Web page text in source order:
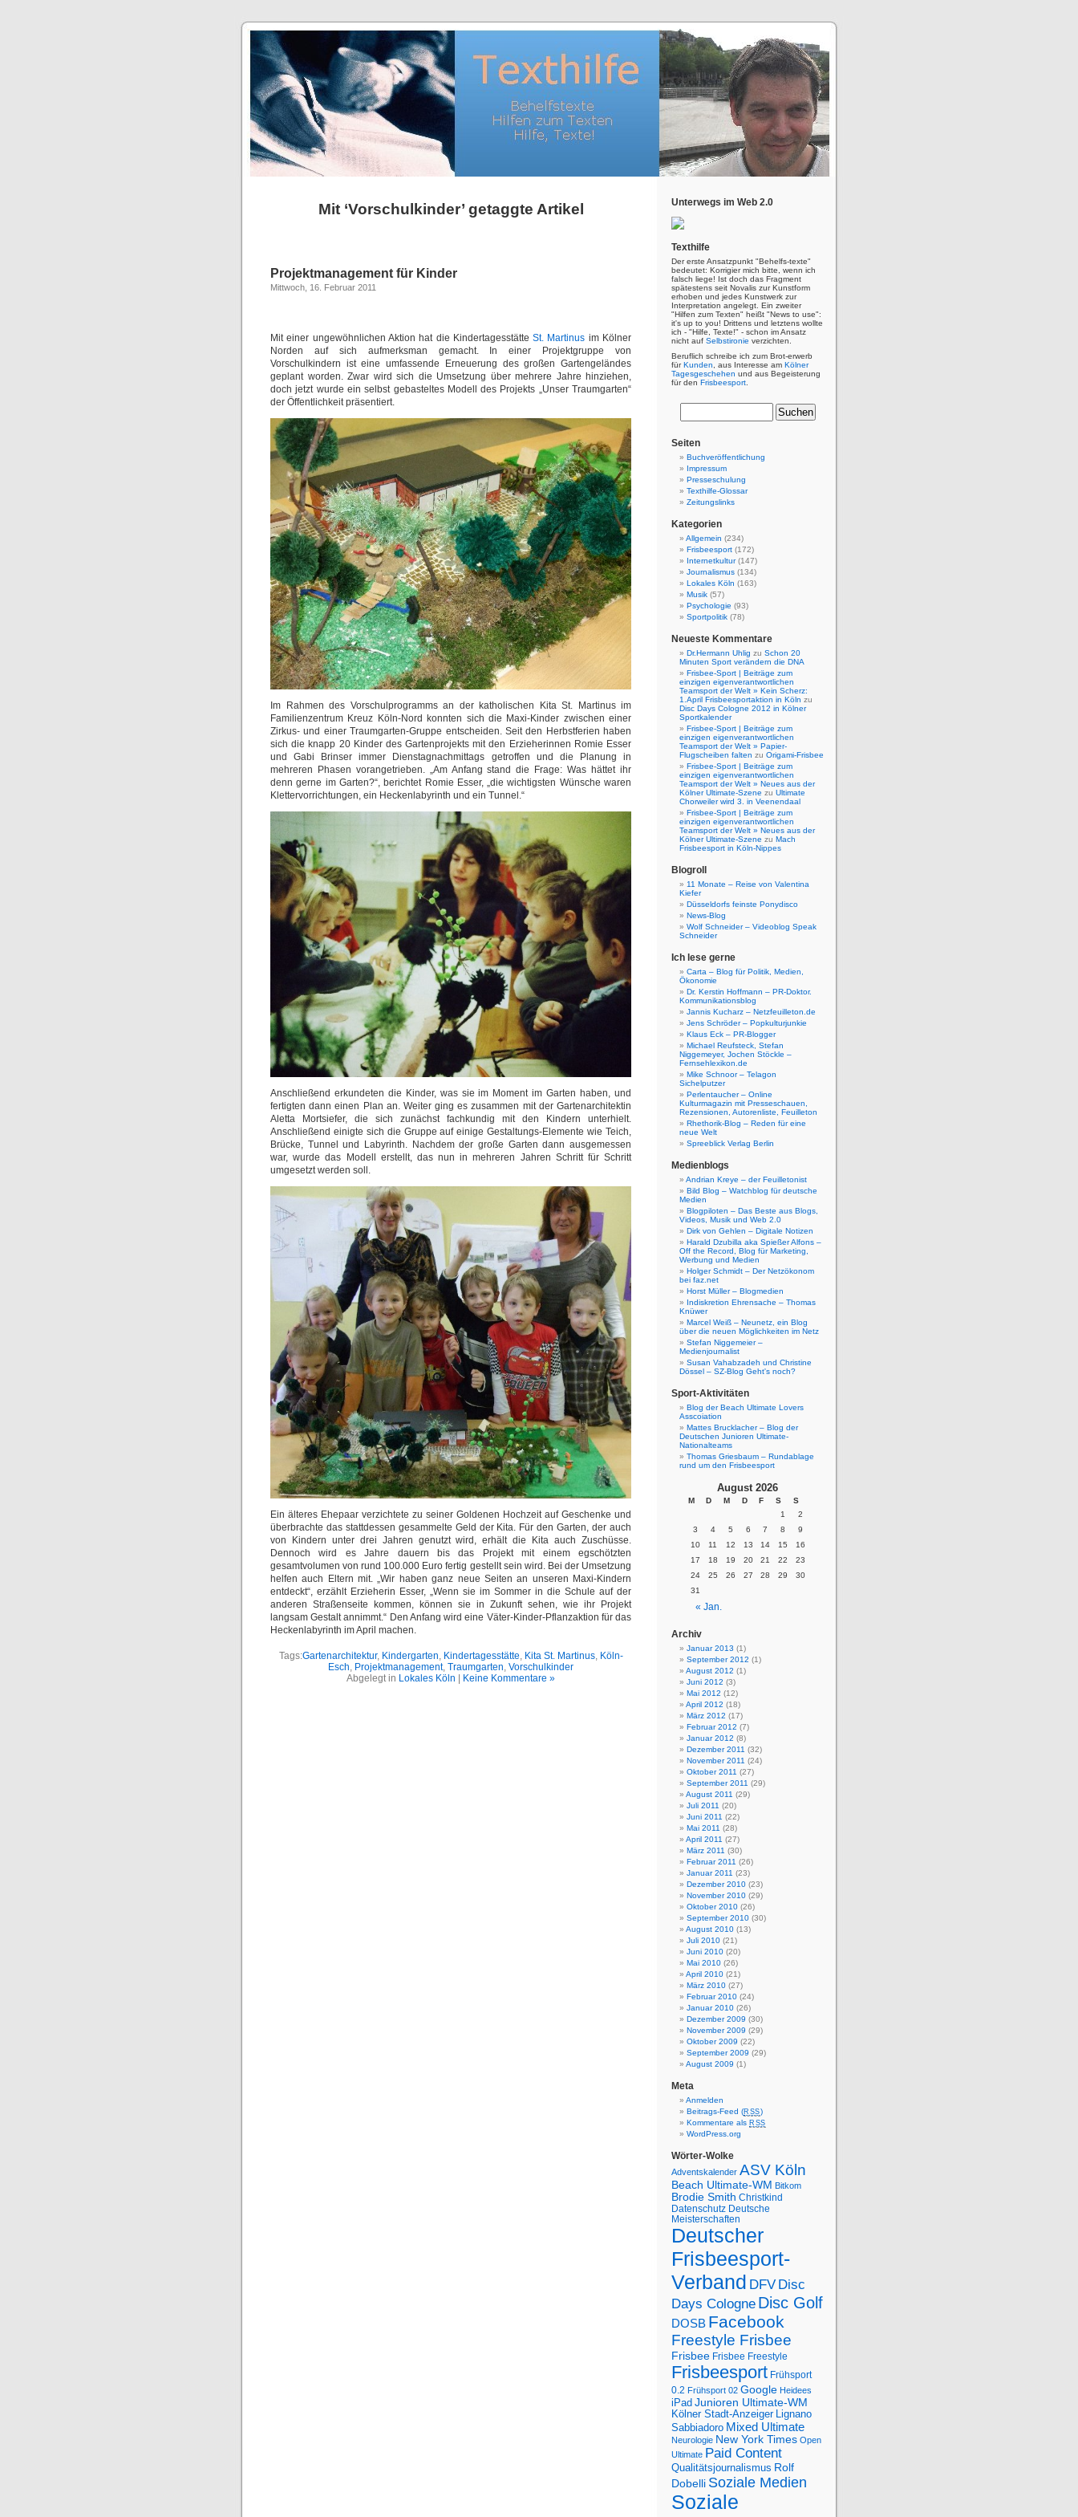
Mit ‘Vorschulkinder’ getaggte Artikel
Projektmanagement für Kinder
Mittwoch, 16. Februar 2011
Mit einer ungewöhnlichen Aktion hat die KindertagesstätteSt. Martinus im Kölner
Norden auf sich aufmerksman gemacht. In einer Projektgruppe von
Vorschulkindern ist eine umfassende Erneuerung des großen Gartengeländes
geplant worden. Zwar wird sich die Umsetzung über mehrere Jahre hinziehen,
doch jetzt wurde ein selbst gebasteltes Modell des Projekts „Unser Traumgarten“
der Öffentlichkeit präsentiert.
Im Rahmen des Vorschulprogramms an der katholischen Kita St. Martinus im
Familienzentrum Kreuz Köln-Nord konnten sich die Maxi-Kinder zwischen einer
Zirkus- und einer Traumgarten-Gruppe entscheiden. Seit den Herbstferien haben
sich die knapp 20 Kinder des Gartenprojekts mit den Erzieherinnen Romie Esser
und Gabi Brinser immer Dienstagnachmittags getroffen und die Planung in
mehreren Phasen vorangetrieben. „Am Anfang stand die Frage: Was hättet ihr
denn gerne im Garten?“, berichtet Romie Esser, „die wichtigsten Wünsche waren
Klettervorrichtungen, ein Heckenlabyrinth und ein Tunnel.“
Anschließend erkundeten die Kinder, was sie im Moment im Garten haben, und
fertigten dann einen Plan an. Weiter ging es zusammen mit der Gartenarchitektin
Aletta Mortsiefer, die sich zunächst fachkundig mit den Kindern unterhielt.
Anschließend einigte sich die Gruppe auf einige Gestaltungs-Elemente wie Teich,
Brücke, Tunnel und Labyrinth. Nachdem der große Garten dann ausgemessen
war, wurde das Modell erstellt, das nun in mehreren Jahren Schritt für Schritt
umgesetzt werden soll.
Ein älteres Ehepaar verzichtete zu seiner Goldenen Hochzeit auf Geschenke und
überbrachte das stattdessen gesammelte Geld der Kita. Für den Garten, der auch
von Kindern unter drei Jahren genutzt wird, erhält die Kita auch Zuschüsse.
Dennoch wird es Jahre dauern bis das Projekt mit einem egschötzten
gesamtvolumen von rund 100.000 Euro fertig gestellt sein wird. Bei der Umsetzung
helfen auch Eltern mit. „Wir haben ganz neue Seiten an unseren Maxi-Kindern
entdeckt“, erzählt Erzieherin Esser, „Wenn sie im Sommer in die Schule auf der
anderen Straßenseite kommen, können sie in Zukunft sehen, wie ihr Projekt
langsam Gestalt annimmt.“ Den Anfang wird eine Väter-Kinder-Pflanzaktion für das
Heckenlabyrinth im April machen.
Tags:Gartenarchitektur, Kindergarten Kindertagesstätte Kita St. Martinus, Köln-
Esch Projektmanagement, Traumgarten Vorschulkinder
Abgelegt in Lokales Köln | Keine Kommentare »
Unterwegs im Web 2.0
Texthilfe
Der erste Ansatzpunkt "Behelfs-texte"
bedeutet: Korrigier mich bitte, wenn ich
falsch liege! Ist doch das Fragment
spätestens seit Novalis zur Kunstform
erhoben und jedes Kunstwerk zur
Interpretation angelegt. Ein zweiter
"Hilfen zum Texten" heißt "News to use":
it's up to you! Drittens und letztens wollte
ich - "Hilfe, Texte!" - schon im Ansatz
nicht auf Selbstironie verzichten.
Beruflich schreibe ich zum Brot-erwerb
fürKunden , aus Interesse am Kölner
Tagesgeschehen und aus Begeisterung
für den Frisbeesport
Seiten
Buchveröffentlichung
Impressum
Presseschulung
Texthilfe-Glossar
Zeitungslinks
Kategorien
Allgemein (234)
Frisbeesport (172)
Internetkultur(147)
Journalismus (134)
Lokales Köln (163)
Musik (57)
Psychologie (93)
Sportpolitik (78)
Neueste Kommentare
Dr.Hermann Uhlig zu Schon 20
Minuten Sport verändern die DNA
Frisbee-Sport | Beiträge zum
einzigen eigenverantwortlichen
Teamsport der Welt » Kein Scherz:
1.April Frisbeesportaktion in Köln zu
Disc Days Cologne 2012 in Kölner
Sportkalender
Frisbee-Sport | Beiträge zum
einzigen eigenverantwortlichen
Teamsport der Welt » Papier-
Flugscheiben falten zu Origami-Frisbee
Frisbee-Sport | Beiträge zum
einzigen eigenverantwortlichen
Teamsport der Welt » Neues aus der
Kölner Ultimate-Szene zu Ultimate
Chorweiler wird 3. in Veenendaal
Frisbee-Sport | Beiträge zum
einzigen eigenverantwortlichen
Teamsport der Welt » Neues aus der
Kölner Ultimate-Szene zu Mach
Frisbeesport in Köln-Nippes
Blogroll
11 Monate – Reise von Valentina
Kiefer
Düsseldorfs feinste Ponydisco
News-Blog
Wolf Schneider – Videoblog Speak
Schneider
Ich lese gerne
Carta – Blog für Politik, Medien,
Ökonomie
Dr. Kerstin Hoffmann – PR-Doktor.
Kommunikationsblog
Jannis Kucharz – Netzfeuilleton.de
Jens Schröder – Popkulturjunkie
Klaus Eck – PR-Blogger
Michael Reufsteck, Stefan
Niggemeyer, Jochen Stöckle –
Fernsehlexikon.de
Mike Schnoor – Telagon
Sichelputzer
Perlentaucher – Online
Kulturmagazin mit Presseschauen,
Rezensionen, Autorenliste, Feuilleton
Rhethorik-Blog – Reden für eine
neue Welt
Spreeblick Verlag Berlin
Medienblogs
Andrian Kreye – der Feuilletonist
Bild Blog – Watchblog für deutsche
Medien
Blogpiloten – Das Beste aus Blogs,
Videos, Musik und Web 2.0
Dirk von Gehlen – Digitale Notizen
Harald Dzubilla aka Spießer Alfons –
Off the Record, Blog für Marketing,
Werbung und Medien
Holger Schmidt – Der Netzökonom
bei faz.net
Horst Müller – Blogmedien
Indiskretion Ehrensache – Thomas
Knüwer
Marcel Weiß – Neunetz, ein Blog
über die neuen Möglichkeiten im Netz
Stefan Niggemeier –
Medienjournalist
Susan Vahabzadeh und Christine
Dössel – SZ-Blog Geht's noch?
Sport-Aktivitäten
Blog der Beach Ultimate Lovers
Asscoiation
Mattes Brucklacher – Blog der
Deutschen Junioren Ultimate-
Nationalteams
Thomas Griesbaum – Rundablage
rund um den Frisbeesport
August 2026
M D M D F S S
« Jan.
1
2
3
4 5 6 7 8
9
10
11 12 13 14 15
16
17
18 19 20 21 22
23
24
25 26 27 28 29
30
31
Archiv
Januar 2013 (1)
September 2012 (1)
August 2012 (1)
Juni 2012 (3)
Mai 2012 (12)
April 2012 (18)
März 2012 (17)
Februar 2012 (7)
Januar 2012 (8)
Dezember 2011 (32)
November 2011 (24)
Oktober 2011 (27)
September 2011 (29)
August 2011 (29)
Juli 2011 (20)
Juni 2011 (22)
Mai 2011 (28)
April 2011 (27)
März 2011 (30)
Februar 2011 (26)
Januar 2011 (23)
Dezember 2010 (23)
November 2010 (29)
Oktober 2010 (26)
September 2010 (30)
August 2010 (13)
Juli 2010 (21)
Juni 2010 (20)
Mai 2010 (26)
April 2010 (21)
März 2010 (27)
Februar 2010 (24)
Januar 2010 (26)
Dezember 2009 (30)
November 2009 (29)
Oktober 2009 (22)
September 2009 (29)
August 2009 (1)
Meta
Anmelden
Beitrags-Feed (RSS)
Kommentare als RSS
WordPress.org
Wörter-Wolke
Adventskalender ASV Köln
Beach Ultimate-WM Bitkom
Brodie Smith Christkind
Datenschutz Deutsche
Meisterschaften
Deutscher
Frisbeesport-
Verband DFV Disc
Days Cologne Disc Golf
DOSB Facebook
Freestyle Frisbee
Frisbee Frisbee Freestyle
Frisbeesport Frühsport
0.2 Frühsport 02 Google Heidees
iPad Junioren Ultimate-WM
Kölner Stadt-Anzeiger Lignano
Sabbiadoro Mixed Ultimate
Neurologie New York Times Open
Ultimate Paid Content
Qualitätsjournalismus Rolf
Dobelli Soziale Medien
Soziale